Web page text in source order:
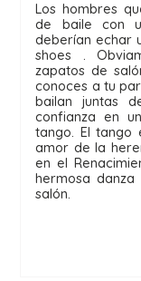
Los hombres
de baile con
deberían echar
shoes .
zapatos de
conoces a tu
bailan juntas
confianza en
tango. El tango
amor de la
en el
hermosa
salón.